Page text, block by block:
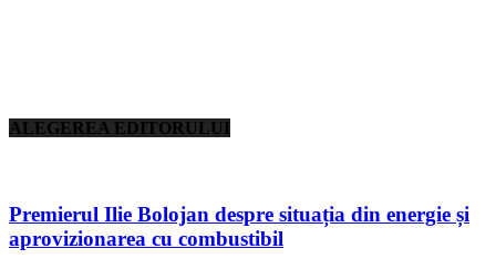
ALEGEREA EDITORULUI
Premierul Ilie Bolojan despre situația din energie și
aprovizionarea cu combustibil